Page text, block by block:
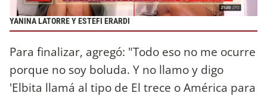
YANINA LATORRE Y ESTEFI ERARDI
Para finalizar, agregó: "Todo eso no me ocurre
porque no soy boluda. Y no llamo y digo
'Elbita llamá al tipo de El trece o América para